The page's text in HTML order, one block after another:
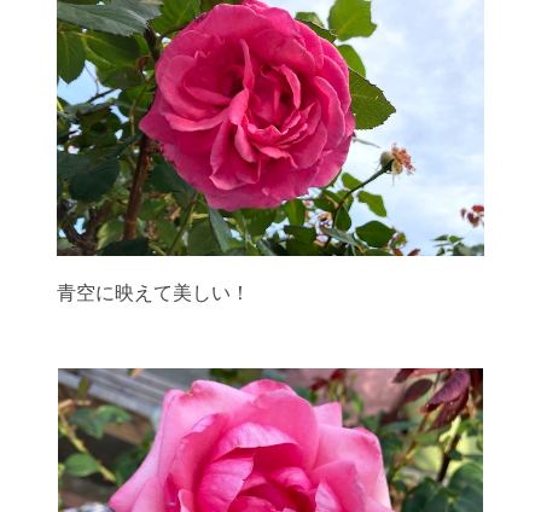
青空に映えて美しい！